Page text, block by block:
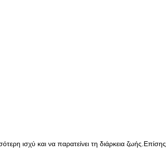
ισχύ και να παρατείνει τη διάρκεια ζωής.Επίσης